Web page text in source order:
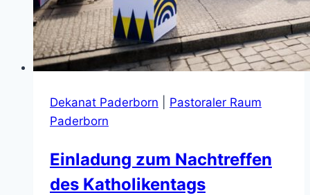
Dekanat Paderborn
Pastoraler Raum
Paderborn
Einladung zum Nachtreffen
des Katholikentags